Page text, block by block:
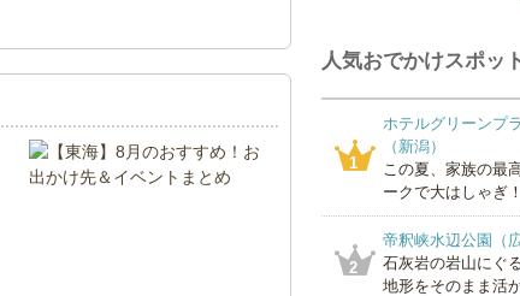
人気おでかけスポッ
1
ホテルグリーンプ
（新潟）
この夏、家族の最
ークで大はしゃぎ
2
帝釈峡水辺公園（広
石灰岩の岩山にぐ
地形をそのまま活